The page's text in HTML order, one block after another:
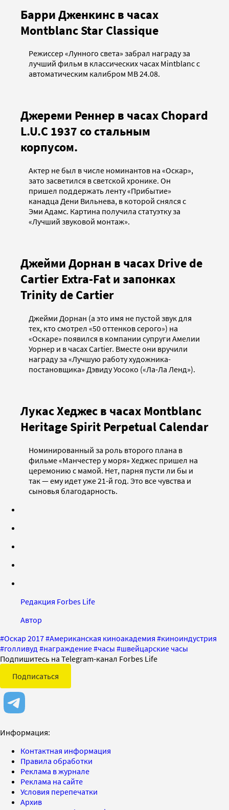
Барри Дженкинс в часах
Montblanc Star Classique
Режиссер «Лунного света» забрал награду за
лучший фильм в классических часах Mintblanc с
автоматическим калибром MB 24.08.
Джереми Реннер в часах Chopard
L.U.C 1937 со стальным
корпусом.
Актер не был в числе номинантов на «Оскар»,
зато засветился в светской хронике. Он
пришел поддержать ленту «Прибытие»
канадца Дени Вильнева, в которой снялся с
Эми Адамс. Картина получила статуэтку за
«Лучший звуковой монтаж».
Джейми Дорнан в часах Drive de
Cartier Extra-Fat и запонках
Trinity de Cartier
Джейми Дорнан (а это имя не пустой звук для
тех, кто смотрел «50 оттенков серого») на
«Оскаре» появился в компании супруги Амелии
Уорнер и в часах Cartier. Вместе они вручили
награду за «Лучшую работу художника-
постановщика» Дэвиду Уосоко («Ла-Ла Ленд»).
Лукас Хеджес в часах Montblanc
Heritage Spirit Perpetual Calendar
Номинированный за роль второго плана в
фильме «Манчестер у моря» Хеджес пришел на
церемонию с мамой. Нет, парня пусти ли бы и
так — ему идет уже 21-й год. Это все чувства и
сыновья благодарность.
Редакция Forbes Life
Автор
#Оскар 2017#Американская киноакадемия #киноиндустрия
#голливуд #награждение#часы #швейцарские часы
Подпишитесь на Telegram-канал Forbes Life
Подписаться
Информация:
Контактная информация
Правила обработки
Реклама в журнале
Реклама на сайте
Условия перепечатки
Архив